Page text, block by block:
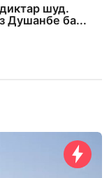
шуд.
Душанбе ба...